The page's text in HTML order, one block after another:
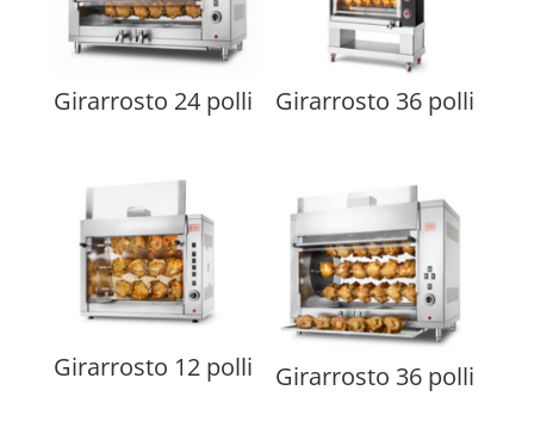
Girarrosto 24 polli Girarrosto 36 polli
Girarrosto 12 polli Girarrosto 36 polli